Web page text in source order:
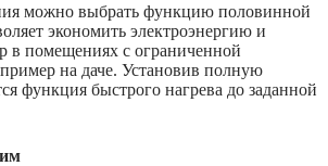
можно выбрать функцию половинной
экономить электроэнергию и
в помещениях с ограниченной
на даче. Установив полную
функция быстрого нагрева до заданной